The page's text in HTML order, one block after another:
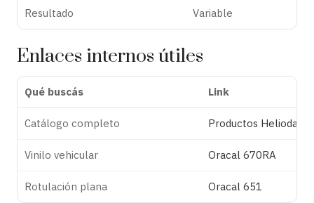
Resultado Variable
Enlaces internos útiles
Qué buscás Link
Catálogo completo Productos Helioday
Vinilo vehicular Oracal 670RA
Rotulación plana Oracal 651